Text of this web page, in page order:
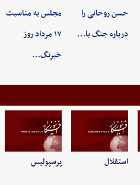
حسن روحانی را
درباره جنگ با…
مجلس به مناسبت
۱۷ مرداد روز
خبرنگ…
استقلال پرسپولیس